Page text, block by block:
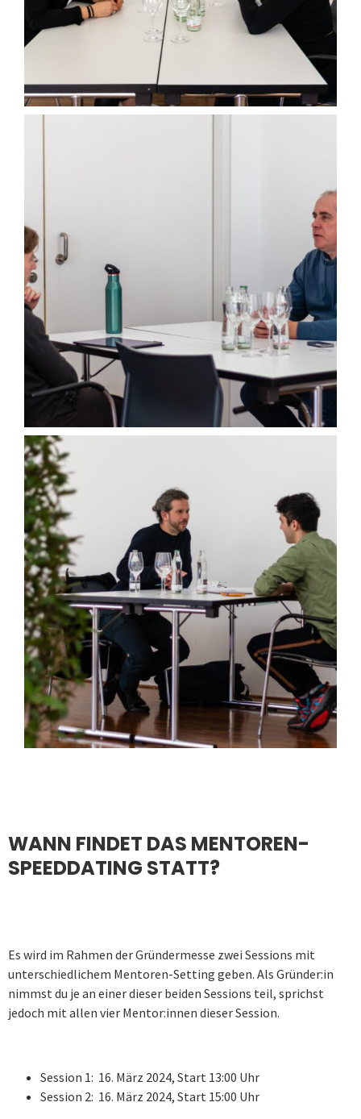
WANN FINDET DAS MENTOREN-
SPEEDDATING STATT?
Es wird im Rahmen der Gründermesse zwei Sessions mit
unterschiedlichem Mentoren-Setting geben. Als Gründer:in
nimmst du je an einer dieser beiden Sessions teil, sprichst
jedoch mit allen vier Mentor:innen dieser Session.
Session 1: 16. März 2024, Start 13:00 Uhr
Session 2: 16. März 2024, Start 15:00 Uhr